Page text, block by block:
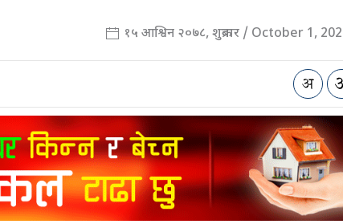
१५ आश्विन २०७८, शुक्रबार / October 1,